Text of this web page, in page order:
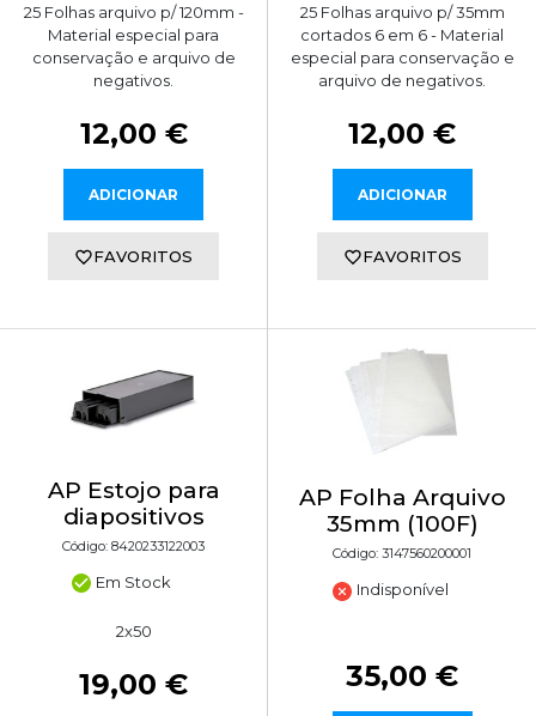
25 Folhas arquivo p/ 120mm -
Material especial para
conservação e arquivo de
negativos.
12,00 €
ADICIONAR
FAVORITOS
25 Folhas arquivo p/ 35mm
cortados 6 em 6 - Material
especial para conservação e
arquivo de negativos.
12,00 €
ADICIONAR
FAVORITOS
AP Estojo para
diapositivos
Código: 8420233122003
Em Stock
2x50
19,00 €
AP Folha Arquivo
35mm (100F)
Código: 3147560200001
Indisponível
35,00 €